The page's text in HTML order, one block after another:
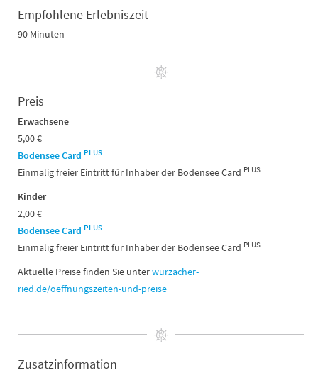
Empfohlene Erlebniszeit
90 Minuten
Preis
Erwachsene
5,00 €
Bodensee Card PLUS
Einmalig freier Eintritt für Inhaber der Bodensee Card PLUS
Kinder
2,00 €
Bodensee Card PLUS
Einmalig freier Eintritt für Inhaber der Bodensee Card PLUS
Aktuelle Preise finden Sie unterwurzacher-
ried.de/oeffnungszeiten-und-preise
Zusatzinformation